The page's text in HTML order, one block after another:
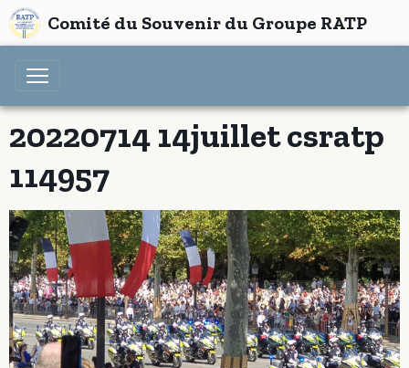
Comité du Souvenir du Groupe RATP
20220714 14juillet csratp
114957